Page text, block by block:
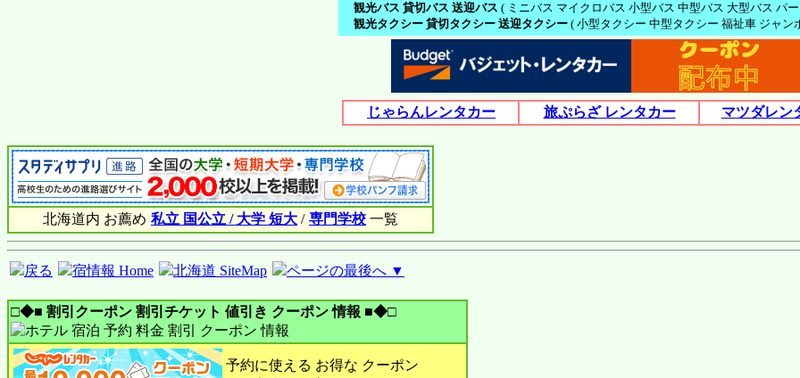
観光バス 貸切バス 送迎バス ( ミニバス マイクロバス 小型バス 中型バス 大型バス パ
観光タクシー 貸切タクシー 送迎タクシー ( 小型タクシー 中型タクシー 福祉車 ジャン
じゃらんレンタカー 旅ぷらざ レンタカー マツダレン
北海道内 お薦め 私立 国公立 / 大学 短大 / 専門学校 一覧
戻る 宿情報 Home 北海道 SiteMap ページの最後へ ▼
□◆■ 割引クーポン 割引チケット 値引き クーポン 情報 ■◆□
予約に使える お得な クーポン